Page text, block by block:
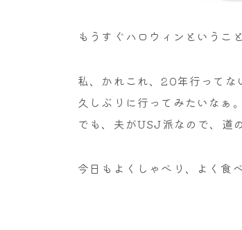
もうすぐハロウィンというこ
私、かれこれ、20年行ってな
久しぶりに行ってみたいなぁ。
でも、夫がUSJ派なので、道
今日もよくしゃべり、よく食